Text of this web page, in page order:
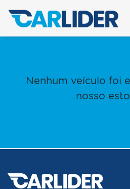
Nenhum veículo foi
nosso